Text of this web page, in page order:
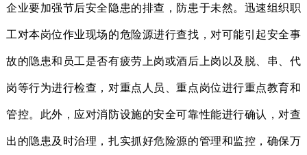
企业要加强节后安全隐患的排查，防患于未然。迅速组织职
工对本岗位作业现场的危险源进行查找，对可能引起安全事
故的隐患和员工是否有疲劳上岗或酒后上岗以及脱、串、代
岗等行为进行检查，对重点人员、重点岗位进行重点教育和
管控。此外，应对消防设施的安全可靠性能进行确认，对查
出的隐患及时治理，扎实抓好危险源的管理和监控，确保万